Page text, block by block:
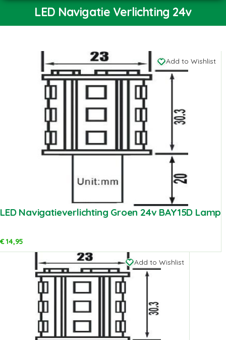
LED Navigatie Verlichting 24v
Add to Wishlist
LED Navigatieverlichting Groen 24v BAY15D Lamp
€14,95
Add to Wishlist